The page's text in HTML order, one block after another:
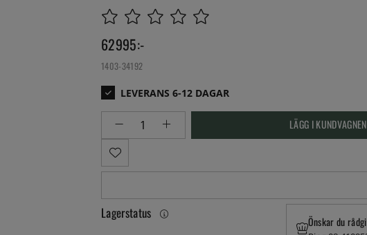
62995:-
1403-34192
LÄGG I KUNDVAGNEN
Lagerstatus
Önskar du